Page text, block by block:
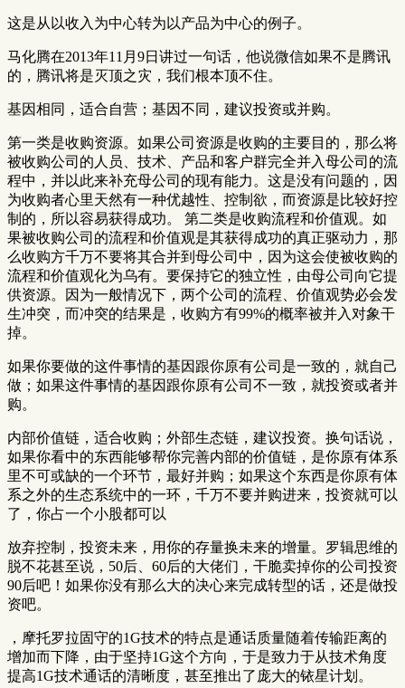
这是从以收入为中心转为以产品为中心的例子。
马化腾在2013年11月9日讲过一句话，他说微信如果不是腾讯
的，腾讯将是灭顶之灾，我们根本顶不住。
基因相同，适合自营；基因不同，建议投资或并购。
第一类是收购资源。如果公司资源是收购的主要目的，那么将
被收购公司的人员、技术、产品和客户群完全并入母公司的流
程中，并以此来补充母公司的现有能力。这是没有问题的，因
为收购者心里天然有一种优越性、控制欲，而资源是比较好控
制的，所以容易获得成功。 第二类是收购流程和价值观。如
果被收购公司的流程和价值观是其获得成功的真正驱动力，那
么收购方千万不要将其合并到母公司中，因为这会使被收购的
流程和价值观化为乌有。要保持它的独立性，由母公司向它提
供资源。因为一般情况下，两个公司的流程、价值观势必会发
生冲突，而冲突的结果是，收购方有99%的概率被并入对象干
掉。
如果你要做的这件事情的基因跟你原有公司是一致的，就自己
做；如果这件事情的基因跟你原有公司不一致，就投资或者并
购。
内部价值链，适合收购；外部生态链，建议投资。换句话说，
如果你看中的东西能够帮你完善内部的价值链，是你原有体系
里不可或缺的一个环节，最好并购；如果这个东西是你原有体
系之外的生态系统中的一环，千万不要并购进来，投资就可以
了，你占一个小股都可以
放弃控制，投资未来，用你的存量换未来的增量。罗辑思维的
脱不花甚至说，50后、60后的大佬们，干脆卖掉你的公司投资
90后吧！如果你没有那么大的决心来完成转型的话，还是做投
资吧。
，摩托罗拉固守的1G技术的特点是通话质量随着传输距离的
增加而下降，由于坚持1G这个方向，于是致力于从技术角度
提高1G技术通话的清晰度，甚至推出了庞大的铱星计划。